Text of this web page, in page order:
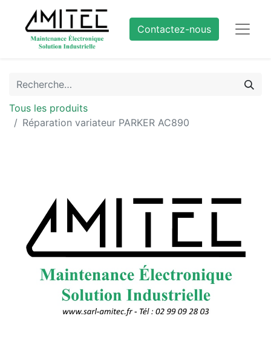
Contactez-nous
Tous les produits
Réparation variateur PARKER AC890